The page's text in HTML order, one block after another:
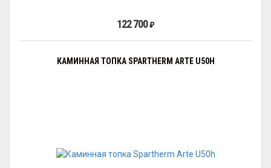
122 700₽
КАМИННАЯ ТОПКА SPARTHERM ARTE U50H